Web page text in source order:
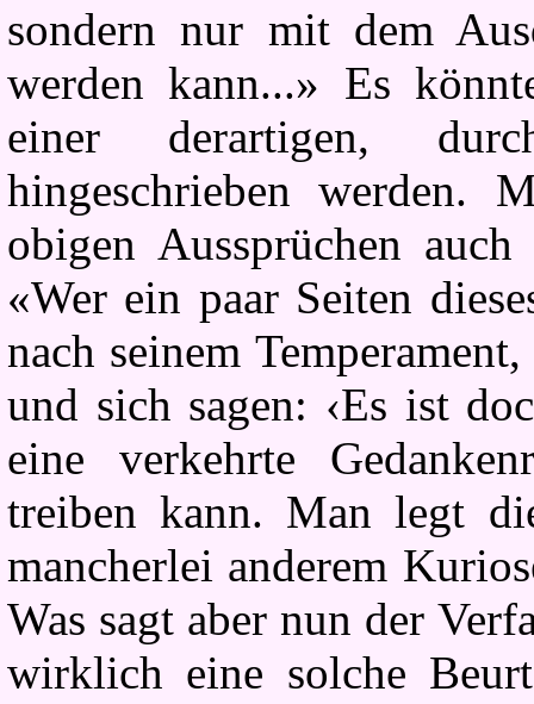
sondern nur mit dem
werden kann...» Es
einer derartigen,
hingeschrieben werden.
obigen Aussprüchen
«Wer ein paar Seiten
nach seinem
und sich sagen: ‹Es ist
eine verkehrte
treiben kann. Man legt
mancherlei anderem
Was sagt aber nun der
wirklich eine solche